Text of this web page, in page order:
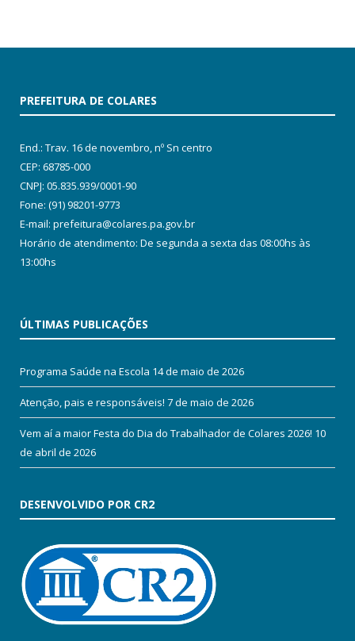
PREFEITURA DE COLARES
End.: Trav. 16 de novembro, nº Sn centro
CEP: 68785-000
CNPJ: 05.835.939/0001-90
Fone: (91) 98201-9773
E-mail: prefeitura@colares.pa.gov.br
Horário de atendimento: De segunda a sexta das 08:00hs às
13:00hs
ÚLTIMAS PUBLICAÇÕES
Programa Saúde na Escola 14 de maio de 2026
Atenção, pais e responsáveis! 7 de maio de 2026
Vem aí a maior Festa do Dia do Trabalhador de Colares 2026! 10
de abril de 2026
DESENVOLVIDO POR CR2